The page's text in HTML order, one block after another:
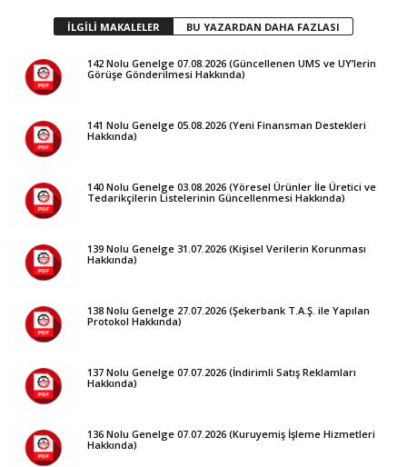
İLGİLİ MAKALELER BU YAZARDAN DAHA FAZLASI
142 Nolu Genelge 07.08.2026 (Güncellenen UMS ve UY’lerin
Görüşe Gönderilmesi Hakkında)
141 Nolu Genelge 05.08.2026 (Yeni Finansman Destekleri
Hakkında)
140 Nolu Genelge 03.08.2026 (Yöresel Ürünler İle Üretici ve
Tedarikçilerin Listelerinin Güncellenmesi Hakkında)
139 Nolu Genelge 31.07.2026 (Kişisel Verilerin Korunması
Hakkında)
138 Nolu Genelge 27.07.2026 (Şekerbank T.A.Ş. ile Yapılan
Protokol Hakkında)
137 Nolu Genelge 07.07.2026 (İndirimli Satış Reklamları
Hakkında)
136 Nolu Genelge 07.07.2026 (Kuruyemiş İşleme Hizmetleri
Hakkında)